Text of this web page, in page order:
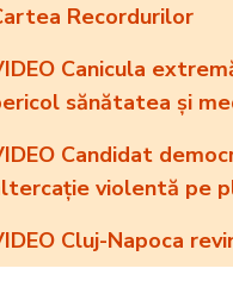
Recordurilor
Canicula
sănătatea și
Candidat
violentă pe
Cluj-Napoca